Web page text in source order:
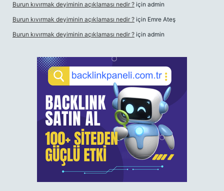
Burun kıvırmak deyiminin açıklaması nedir ? için admin
Burun kıvırmak deyiminin açıklaması nedir ? için Emre Ateş
Burun kıvırmak deyiminin açıklaması nedir ? için admin